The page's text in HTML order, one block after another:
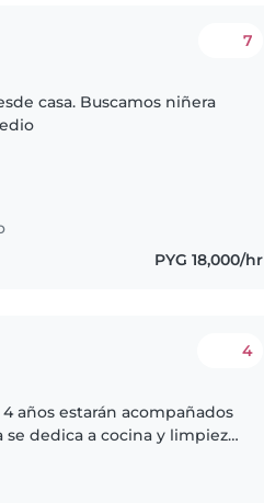
7
casa. Buscamos niñera
PYG 18,000/hr
4
años estarán acompañados
dedica a cocina y limpieza